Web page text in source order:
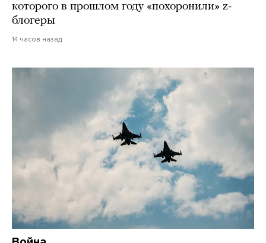
которого в прошлом году «похоронили» z-
блогеры
14 часов назад